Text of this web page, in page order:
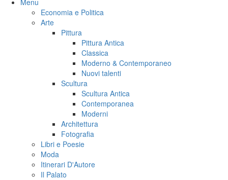
Economia e Politica
Arte
Pittura
Pittura Antica
Classica
Moderno & Contemporaneo
Nuovi talenti
Scultura
Scultura Antica
Contemporanea
Moderni
Architettura
Fotografia
Libri e Poesie
Moda
Itinerari D'Autore
Il Palato